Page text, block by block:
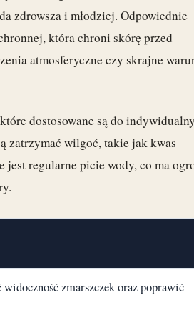
zdrowsza i młodziej. Odpowiednie
która chroni skórę przed
atmosferyczne czy skrajne
dostosowane są do
zatrzymać wilgoć, takie jak kwas
regularne picie wody, co ma
zmarszczek oraz poprawić